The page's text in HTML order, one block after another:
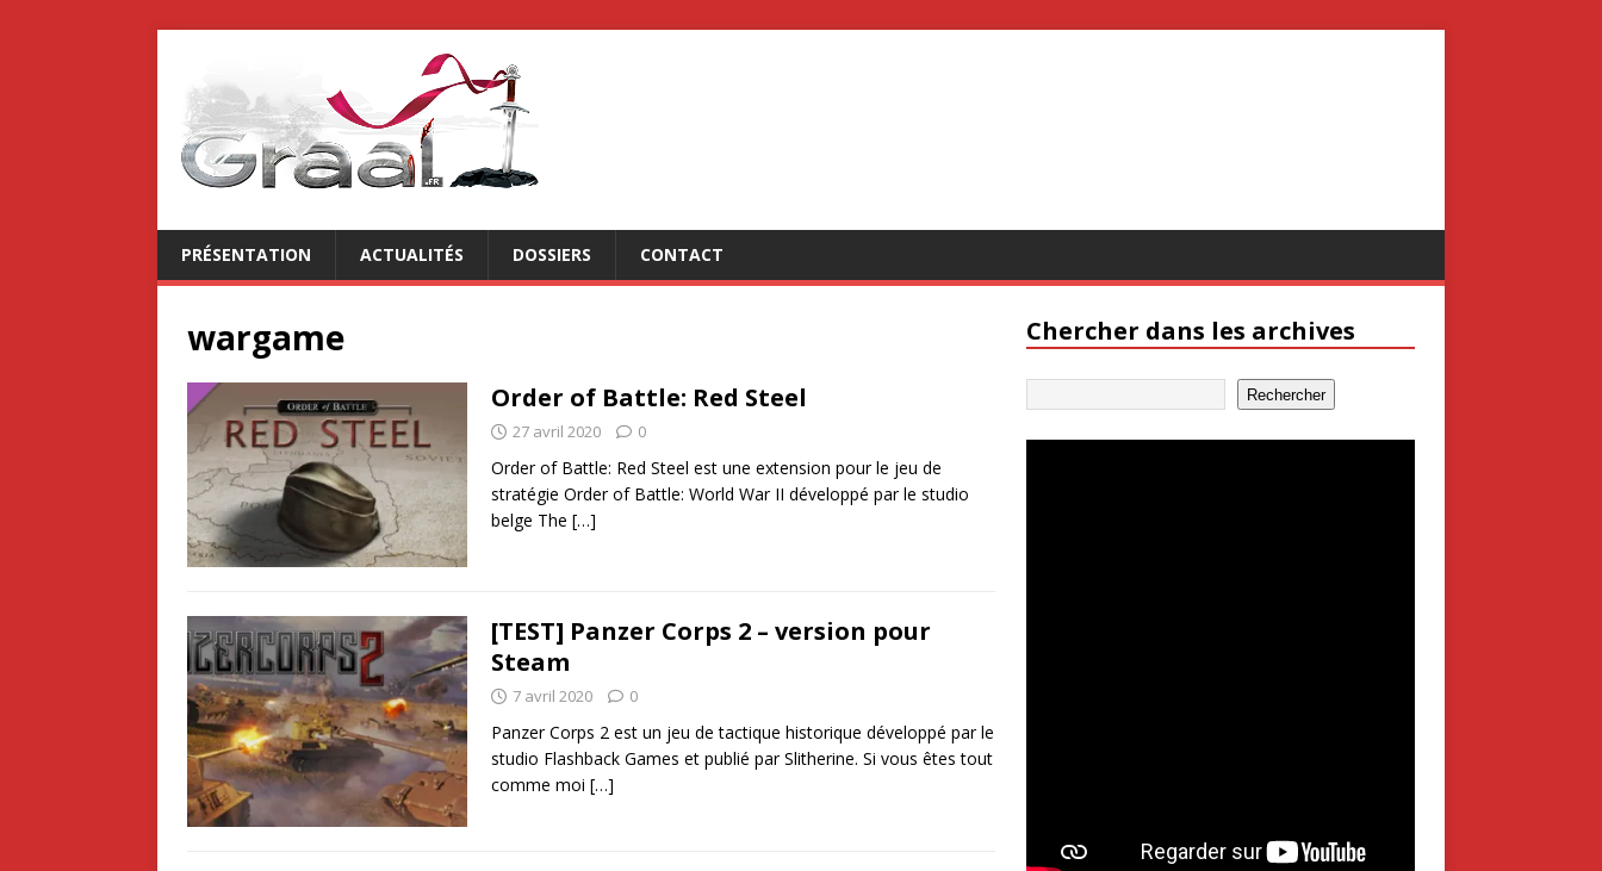
PRÉSENTATION ACTUALITÉS DOSSIERS CONTACT
wargame
Order of Battle: Red Steel
27 avril 2020 0
Order of Battle: Red Steel est une extension pour le jeu de
stratégie Order of Battle: World War II développé par le studio
belge The […]
[TEST] Panzer Corps 2 – version pour
Steam
7 avril 2020 0
Panzer Corps 2 est un jeu de tactique historique développé par le
studio Flashback Games et publié par Slitherine. Si vous êtes tout
comme moi […]
Chercher dans les archives
Rechercher